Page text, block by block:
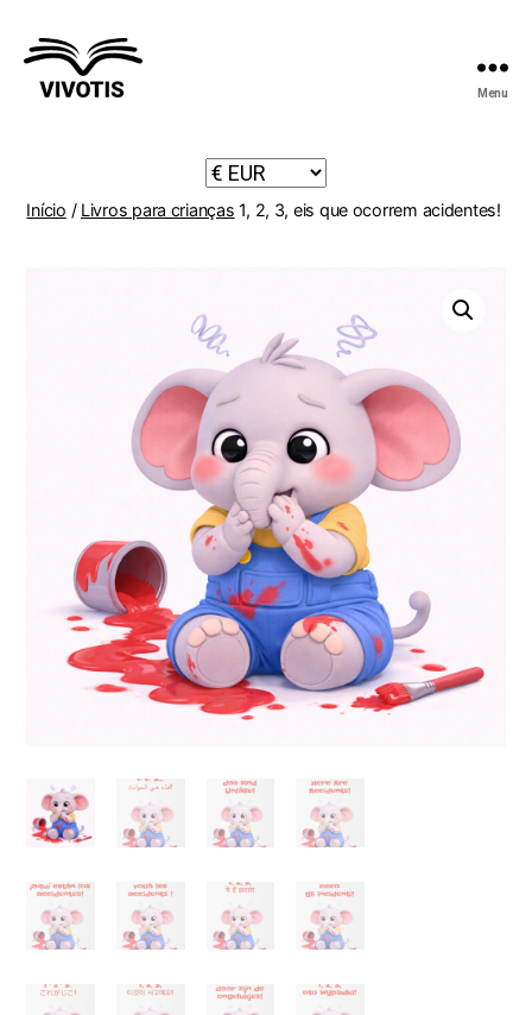
Menu
Início / Livros para crianças 1, 2, 3, eis que ocorrem acidentes!